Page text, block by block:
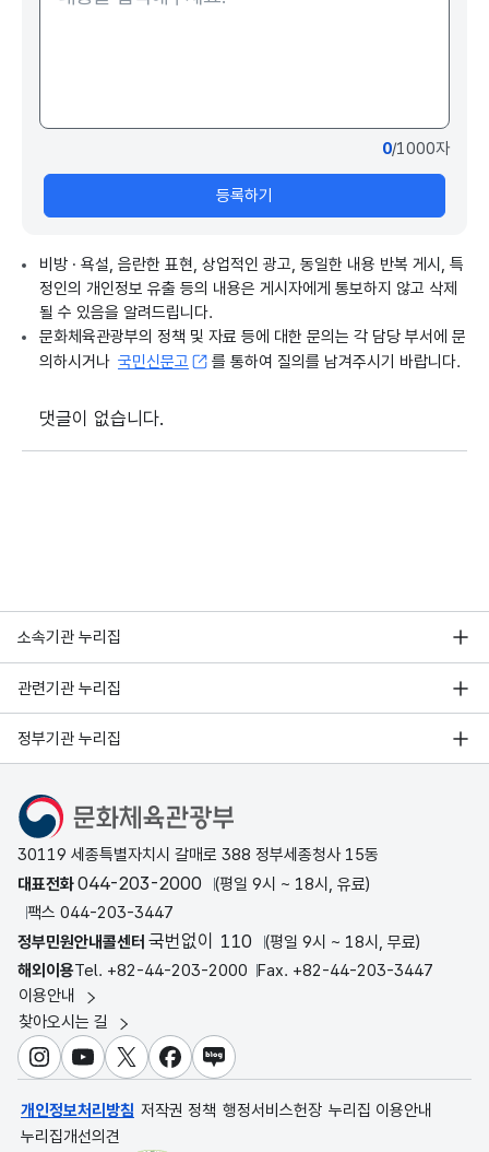
0/1000자
등록하기
비방 · 욕설, 음란한 표현, 상업적인 광고, 동일한 내용 반복 게시, 특
정인의 개인정보 유출 등의 내용은 게시자에게 통보하지 않고 삭제
될 수 있음을 알려드립니다.
문화체육관광부의 정책 및 자료 등에 대한 문의는 각 담당 부서에 문
의하시거나 국민신문고 를 통하여 질의를 남겨주시기 바랍니다.
댓글이 없습니다.
소속기관 누리집
관련기관 누리집
정부기관 누리집
문화체육관광부
30119 세종특별자치시 갈매로 388 정부세종청사 15동
대표전화044-203-2000
(평일 9시 ~ 18시, 유료)
팩스 044-203-3447
정부민원안내콜센터 국번없이 110
(평일 9시 ~ 18시, 무료)
해외이용Tel. +82-44-203-2000 Fax. +82-44-203-3447
이용안내
찾아오시는 길
인스타그램
유튜브X 페이스북
블로그
개인정보처리방침 저작권 정책 행정서비스헌장 누리집 이용안내
누리집개선의견